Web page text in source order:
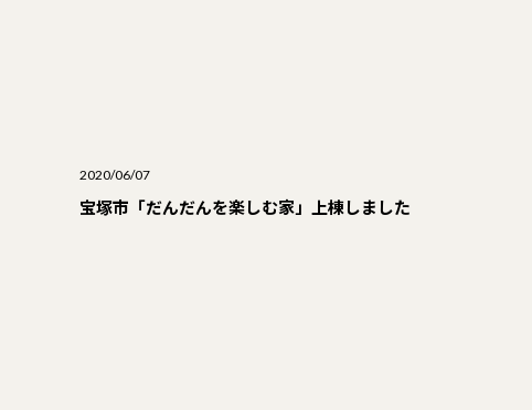
2020/06/07
宝塚市「だんだんを楽しむ家」上棟しました